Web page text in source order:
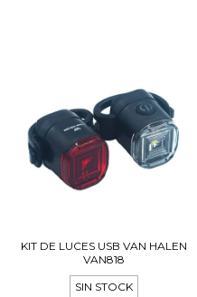
KIT DE LUCES USB VAN HALEN
VAN818
SIN STOCK